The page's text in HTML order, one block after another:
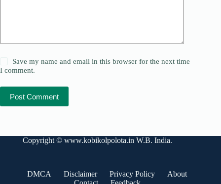
Save my name and email in this browser for the next time
I comment.
Post Comment
Copyright © www.kobikolpolota.in W.B. India.
DMCA Disclaimer Privacy Policy
About